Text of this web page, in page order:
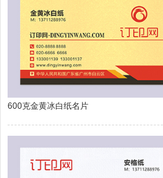
600克金黄冰白纸名片